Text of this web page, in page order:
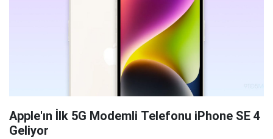
Apple'ın İlk 5G Modemli Telefonu iPhone SE 4
Geliyor